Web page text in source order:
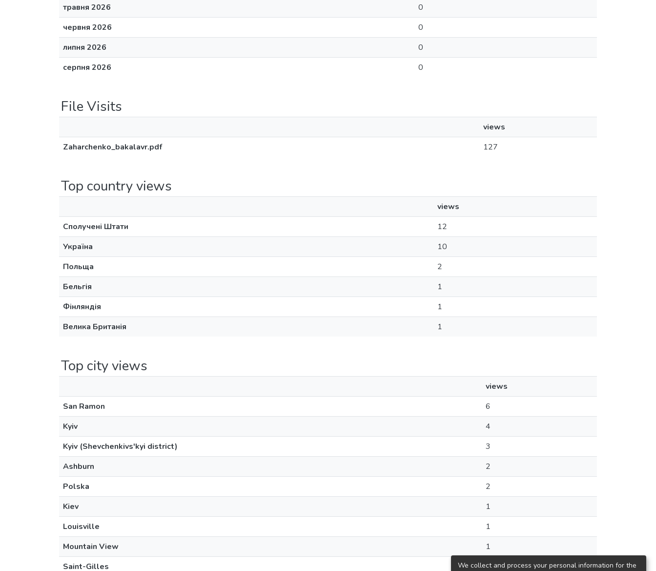
травня 2026
0
червня 2026
0
липня 2026
0
серпня 2026
0
File Visits
views
Zaharchenko_bakalavr.pdf
127
Top country views
views
Сполучені Штати
12
Україна
10
Польща
2
Бельгія
1
Фінляндія
1
Велика Британія
1
Top city views
views
San Ramon
6
Kyiv
4
Kyiv (Shevchenkivs'kyi district)
3
Ashburn
2
Polska
2
Kiev
1
Louisville
1
Mountain View
1
Saint-Gilles
1
We collect and process your personal information for the